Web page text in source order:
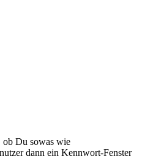
ob Du sowas wie
dann ein Kennwort-Fenster